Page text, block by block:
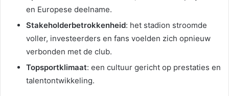
en Europese deelname.
Stakeholderbetrokkenheid: het stadion stroomde
voller, investeerders en fans voelden zich opnieuw
verbonden met de club.
Topsportklimaat: een cultuur gericht op prestaties en
talentontwikkeling.